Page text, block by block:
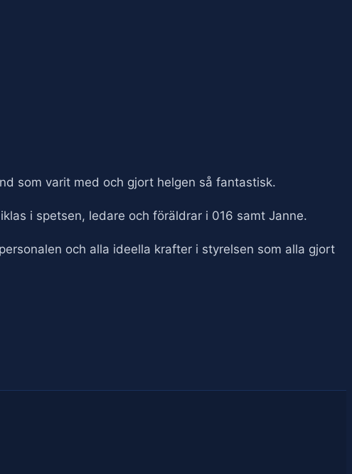
som varit med och gjort helgen så fantastisk.
i spetsen, ledare och föräldrar i 016 samt Janne.
och alla ideella krafter i styrelsen som alla gjort